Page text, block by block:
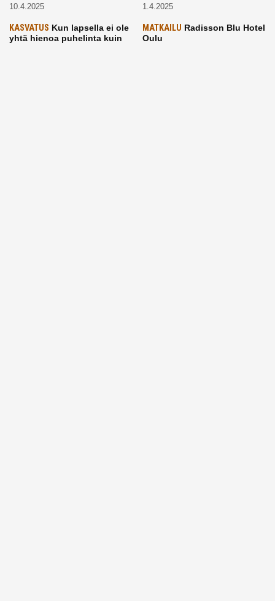
10.4.2025 1.4.2025
KASVATUS Kun lapsella ei ole
yhtä hienoa puhelinta kuin
MATKAILU Radisson Blu Hotel
Oulu